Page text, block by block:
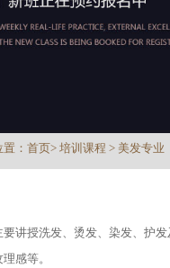
： 首页> 培训课程 > 美发专业
要讲授洗发、烫发、染发、护
感等。